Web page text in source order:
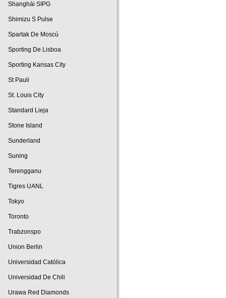
Shanghái SIPG
Shimizu S Pulse
Spartak De Moscú
Sporting De Lisboa
Sporting Kansas City
St Pauli
St. Louis City
Standard Lieja
Stone Island
Sunderland
Suning
Terengganu
Tigres UANL
Tokyo
Toronto
Trabzonspo
Union Berlin
Universidad Católica
Universidad De Chili
Urawa Red Diamonds